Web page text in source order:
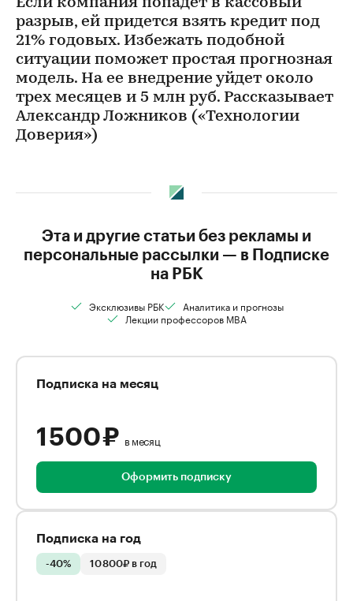
Если компания попадет в кассовый
разрыв, ей придется взять кредит под
21% годовых. Избежать подобной
ситуации поможет простая прогнозная
модель. На ее внедрение уйдет около
трех месяцев и 5 млн руб. Рассказывает
Александр Ложников («Технологии
Доверия»)
Эта и другие статьи без рекламы и
персональные рассылки — в Подписке
на РБК
Эксклюзивы РБК
Аналитика и прогнозы
Лекции профессоров MBA
Подписка на месяц
1 500 ₽ в месяц
Оформить подписку
Подписка на год
-40% 10 800₽ в год